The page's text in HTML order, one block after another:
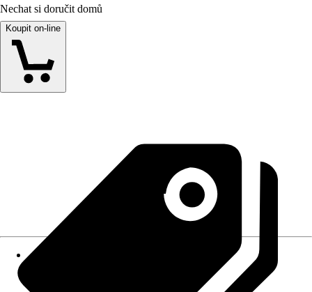
Nechat si doručit domů
Koupit on-line